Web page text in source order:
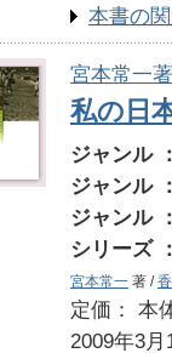
本書の
宮本常一
私の日
ジャンル
ジャンル
ジャンル
シリーズ
宮本常一 著 /
定価：
2009年3月